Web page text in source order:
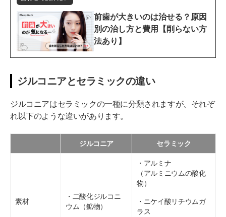
前歯が大きいのは治せる？原因
別の治し方と費用【削らない方
法あり】
ジルコニアとセラミックの違い
ジルコニアはセラミックの一種に分類されますが、それぞ
れ以下のような違いがあります。
ジルコニア セラミック
素材
・二酸化ジルコニ
ウム（鉱物）
・アルミナ
（アルミニウムの酸化
物）
・ニケイ酸リチウムガ
ラス